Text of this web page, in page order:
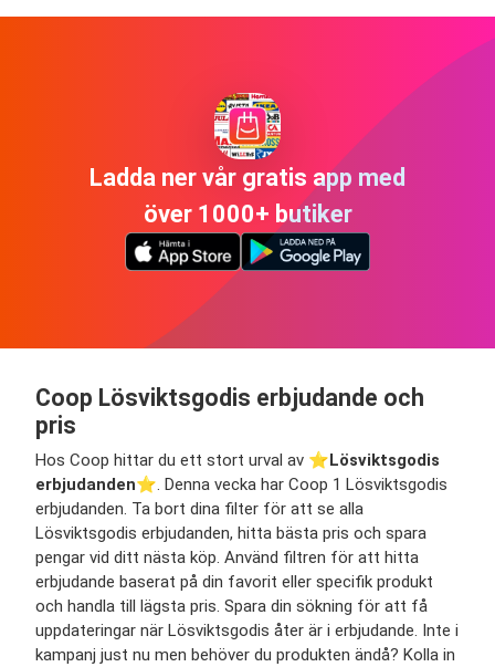
Ladda ner vår gratis app med
över 1000+ butiker
Coop Lösviktsgodis erbjudande och
pris
Hos Coop hittar du ett stort urval av ⭐️Lösviktsgodis
erbjudanden⭐️. Denna vecka har Coop 1 Lösviktsgodis
erbjudanden. Ta bort dina filter för att se alla
Lösviktsgodis erbjudanden, hitta bästa pris och spara
pengar vid ditt nästa köp. Använd filtren för att hitta
erbjudande baserat på din favorit eller specifik produkt
och handla till lägsta pris. Spara din sökning för att få
uppdateringar när Lösviktsgodis åter är i erbjudande. Inte i
kampanj just nu men behöver du produkten ändå? Kolla in